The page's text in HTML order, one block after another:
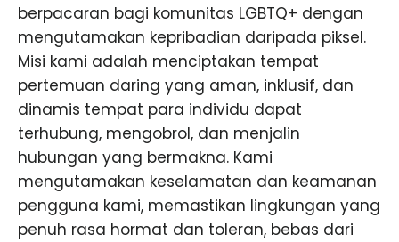
berpacaran bagi komunitas LGBTQ+ dengan
mengutamakan kepribadian daripada piksel.
Misi kami adalah menciptakan tempat
pertemuan daring yang aman, inklusif, dan
dinamis tempat para individu dapat
terhubung, mengobrol, dan menjalin
hubungan yang bermakna. Kami
mengutamakan keselamatan dan keamanan
pengguna kami, memastikan lingkungan yang
penuh rasa hormat dan toleran, bebas dari